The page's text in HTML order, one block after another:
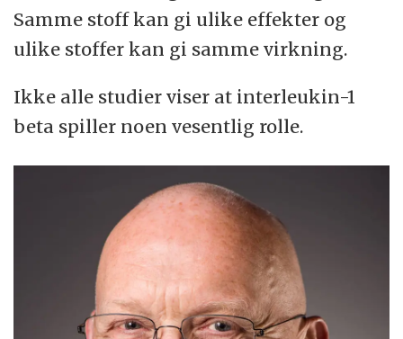
Samme stoff kan gi ulike effekter og
ulike stoffer kan gi samme virkning.
Ikke alle studier viser at interleukin-1
beta spiller noen vesentlig rolle.